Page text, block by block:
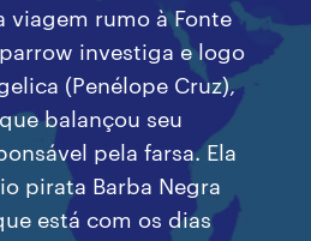
viagem rumo à Fonte
investiga e logo
(Penélope Cruz),
balançou seu
pela farsa. Ela
pirata Barba Negra
está com os dias